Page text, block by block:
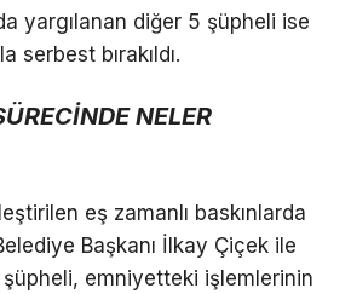
yargılanan diğer 5 şüpheli ise
serbest bırakıldı.
NELER
eş zamanlı baskınlarda
Başkanı İlkay Çiçek ile
emniyetteki işlemlerinin